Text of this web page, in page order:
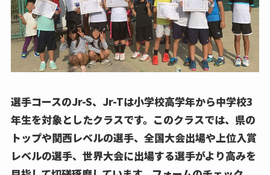
選手コースのJr-S、Jr-Tは小学校高学年から中学校3
年生を対象としたクラスです。このクラスでは、県の
トップや関西レベルの選手、全国大会出場や上位入賞
レベルの選手、世界大会に出場する選手がより高みを